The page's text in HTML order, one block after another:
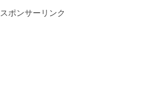
スポンサーリンク